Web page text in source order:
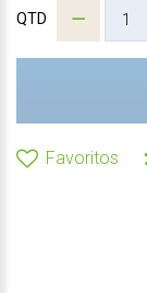
QTD
Favoritos